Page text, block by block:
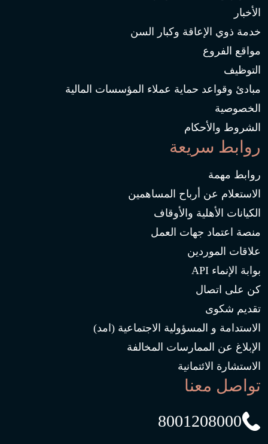
الأخبار
خدمة ذوي الإعاقة وكبار السن
مواقع الفروع
التوظيف
مبادئ وقواعد حماية عملاء المؤسسات المالية
الخصوصية
الشروط والأحكام
روابط سريعة
روابط مهمة
الاستعلام عن أرباح المساهمين
الكيانات الأهلية والأوقاف
منصة اعتماد جهات العمل
علاقات الموردين
بوابة الإنماء API
كن على اتصال
تقديم شكوى
الاستدامة و المسؤولية الاجتماعية (امد)
الإبلاغ عن الممارسات المخالفة
الاستشارة الائتمانية
تواصل معنا
8001208000